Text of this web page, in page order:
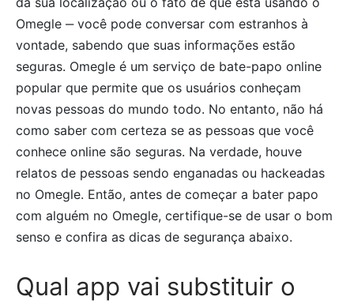
Omegle ‒ você pode conversar com estranhos à
vontade, sabendo que suas informações estão
seguras. Omegle é um serviço de bate-papo online
popular que permite que os usuários conheçam
novas pessoas do mundo todo. No entanto, não há
como saber com certeza se as pessoas que você
conhece online são seguras. Na verdade, houve
relatos de pessoas sendo enganadas ou hackeadas
no Omegle. Então, antes de começar a bater papo
com alguém no Omegle, certifique-se de usar o bom
senso e confira as dicas de segurança abaixo.
Qual app vai substituir o